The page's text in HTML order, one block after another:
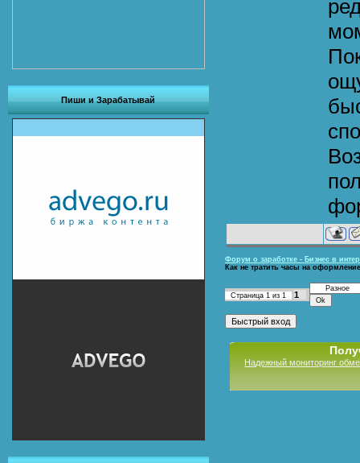
Пиши и Зарабатывай
Форум о заработке - Бизнес в
Как не тратить часы на
Страница 1 из 1 1
Надежный мониторинг